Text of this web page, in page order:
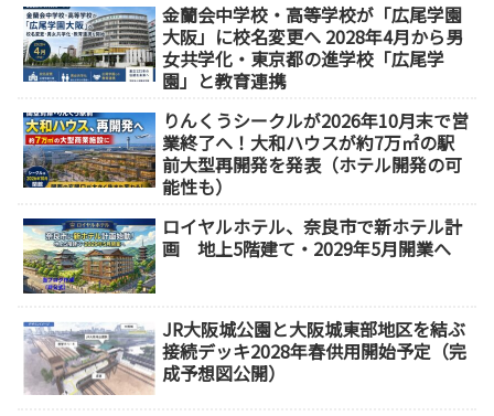
金蘭会中学校・高等学校が「広尾学園
大阪」に校名変更へ 2028年4月から男
女共学化・東京都の進学校「広尾学
園」と教育連携
りんくうシークルが2026年10月末で営
業終了へ！大和ハウスが約7万㎡の駅
前大型再開発を発表（ホテル開発の可
能性も）
ロイヤルホテル、奈良市で新ホテル計
画 地上5階建て・2029年5月開業へ
JR大阪城公園と大阪城東部地区を結ぶ
接続デッキ2028年春供用開始予定（完
成予想図公開）